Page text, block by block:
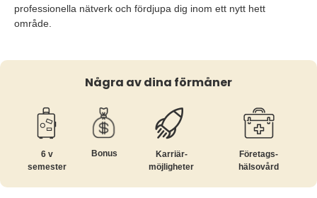
professionella nätverk och fördjupa dig inom ett nytt hett
område.
Några av dina förmåner
6 v
semester
Bonus
Karriär­
möjligheter
Företags­
hälsovård